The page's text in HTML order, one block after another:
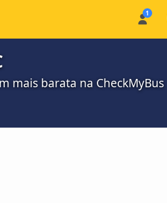
mais barata na CheckMyBus